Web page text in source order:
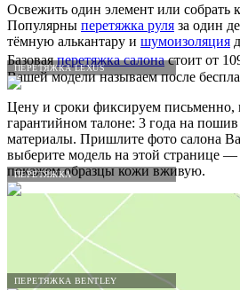
ПЕРЕТЯЖКА LEXUS
ПЕРЕТЯЖКА
ПЕРЕТЯЖКА BENTLEY
Освежить один элемент или
Популярны перетяжка руля за один
тёмную алькантару и шумоизоляция
Базоваяперетяжка салонастоит от
Вашей модели называем после
Цену и сроки фиксируем письменно,
гарантийном талоне: 3 года на
материалы. Пришлите фото салона
выберите модель на этой странице —
покажем образцы кожи вживую.